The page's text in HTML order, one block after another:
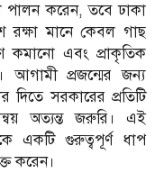
পালন করেন, তবে ঢাকা
রক্ষা মানে কেবল গাছ
এবং প্রাকৃতিক
আগামী প্রজন্মের জন্য
দিতে সরকারের প্রতিটি
অত্যন্ত জরুরি। এই
একটি গুরুত্বপূর্ণ ধাপ
করেন।